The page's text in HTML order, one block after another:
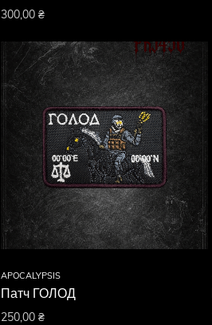
300,00₴
APOCALYPSIS
Патч ГОЛОД
250,00₴